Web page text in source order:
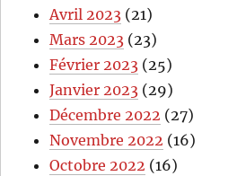
Avril 2023 (21)
Mars 2023 (23)
Février 2023 (25)
Janvier 2023 (29)
Décembre 2022 (27)
Novembre 2022 (16)
Octobre 2022 (16)